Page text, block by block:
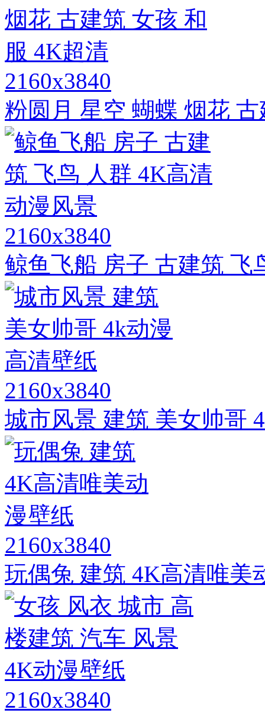
2160x3840
粉圆月 星空 蝴蝶 烟花
2160x3840
鲸鱼飞船 房子 古建筑 飞
2160x3840
城市风景 建筑 美女帅哥
2160x3840
玩偶兔 建筑 4K高清唯美
2160x3840